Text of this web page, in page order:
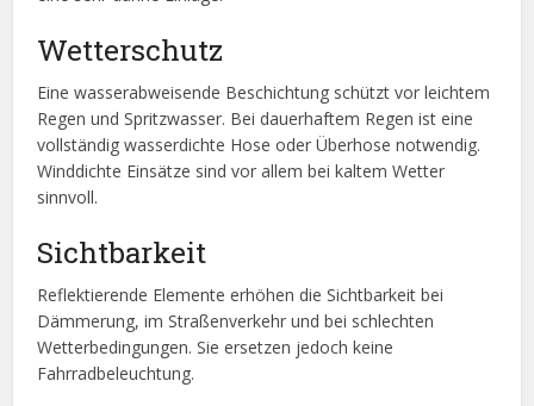
Wetterschutz
Eine wasserabweisende Beschichtung schützt vor leichtem
Regen und Spritzwasser. Bei dauerhaftem Regen ist eine
vollständig wasserdichte Hose oder Überhose notwendig.
Winddichte Einsätze sind vor allem bei kaltem Wetter
sinnvoll.
Sichtbarkeit
Reflektierende Elemente erhöhen die Sichtbarkeit bei
Dämmerung, im Straßenverkehr und bei schlechten
Wetterbedingungen. Sie ersetzen jedoch keine
Fahrradbeleuchtung.